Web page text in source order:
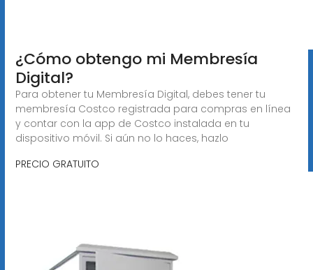
¿Cómo obtengo mi Membresía
Digital?
Para obtener tu Membresía Digital, debes tener tu
membresía Costco registrada para compras en línea
y contar con la app de Costco instalada en tu
dispositivo móvil. Si aún no lo haces, hazlo
PRECIO GRATUITO